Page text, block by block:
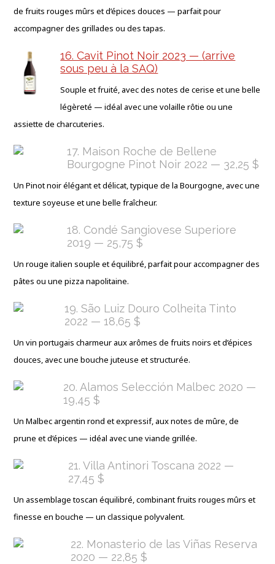
de fruits rouges mûrs et d’épices douces — parfait pour
accompagner des grillades ou des tapas.
16. Cavit Pinot Noir 2023 —(arrive
sous peu à la SAQ)
Souple et fruité, avec des notes de cerise et une belle
légèreté — idéal avec une volaille rôtie ou une
assiette de charcuteries.
17. Maison Roche de Bellene
Bourgogne Pinot Noir 2022 — 32,25 $
Un Pinot noir élégant et délicat, typique de la Bourgogne, avec une
texture soyeuse et une belle fraîcheur.
18. Condé Sangiovese Superiore
2019 — 25,75 $
Un rouge italien souple et équilibré, parfait pour accompagner des
pâtes ou une pizza napolitaine.
19. São Luiz Douro Colheita Tinto
2022 — 18,65 $
Un vin portugais charmeur aux arômes de fruits noirs et d’épices
douces, avec une bouche juteuse et structurée.
20. Alamos Selección Malbec 2020 —
19,45 $
Un Malbec argentin rond et expressif, aux notes de mûre, de
prune et d’épices — idéal avec une viande grillée.
21. Villa Antinori Toscana 2022 —
27,45 $
Un assemblage toscan équilibré, combinant fruits rouges mûrs et
finesse en bouche — un classique polyvalent.
22. Monasterio de las Viñas Reserva
2020 — 22,85 $